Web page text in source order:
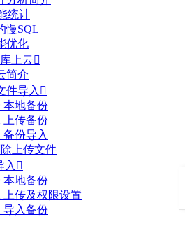
统计
慢SQL
优化
上云
简介
件导入 
本地备份
上传备份
备份导入
上传文件
入 
本地备份
上传及权限设置
导入备份